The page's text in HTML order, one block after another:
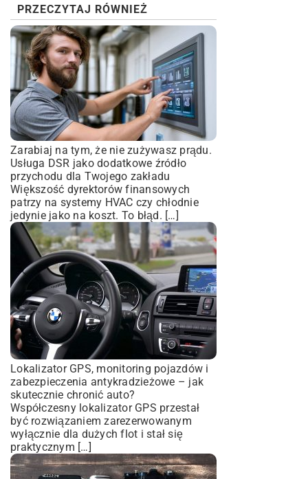
PRZECZYTAJ RÓWNIEŻ
Zarabiaj na tym, że nie zużywasz prądu.
Usługa DSR jako dodatkowe źródło
przychodu dla Twojego zakładu
Większość dyrektorów finansowych
patrzy na systemy HVAC czy chłodnie
jedynie jako na koszt. To błąd. […]
Lokalizator GPS, monitoring pojazdów i
zabezpieczenia antykradzieżowe – jak
skutecznie chronić auto?
Współczesny lokalizator GPS przestał
być rozwiązaniem zarezerwowanym
wyłącznie dla dużych flot i stał się
praktycznym […]